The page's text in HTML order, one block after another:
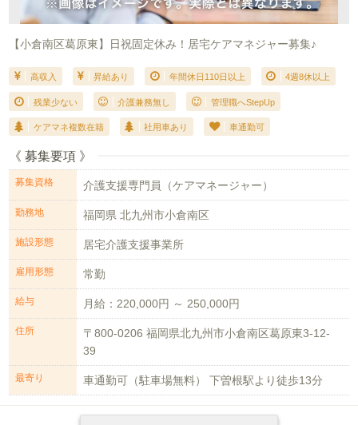
【小倉南区葛原東】日祝固定休み！居宅ケアマネジャー募集♪
高収入 昇給あり 年間休日110日以上 4週8休以上
残業少ない 介護兼務無し 管理職へStepUp
ケアマネ複数在籍 社用車あり 車通勤可
《 募集要項 》
募集資格 介護支援専門員（ケアマネージャー）
勤務地 福岡県 北九州市小倉南区
施設形態 居宅介護支援事業所
雇用形態 常勤
給与 月給：220,000円 ～ 250,000円
住所
〒800-0206 福岡県北九州市小倉南区葛原東3-12-
39
最寄り 車通勤可（駐車場無料） 下曽根駅より徒歩13分